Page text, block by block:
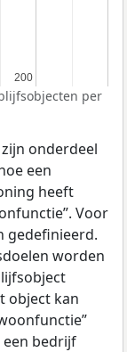
200
200
per
onderdeel
een
heeft
Voor
gedefinieerd.
worden
object kan
een bedrijf